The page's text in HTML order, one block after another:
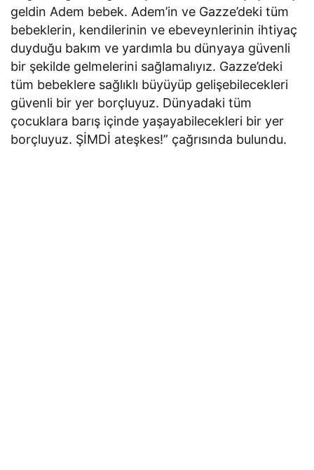
geldin Adem bebek. Adem’in ve Gazze’deki tüm
bebeklerin, kendilerinin ve ebeveynlerinin ihtiyaç
duyduğu bakım ve yardımla bu dünyaya güvenli
bir şekilde gelmelerini sağlamalıyız. Gazze’deki
tüm bebeklere sağlıklı büyüyüp gelişebilecekleri
güvenli bir yer borçluyuz. Dünyadaki tüm
çocuklara barış içinde yaşayabilecekleri bir yer
borçluyuz. ŞİMDİ ateşkes!” çağrısında bulundu.